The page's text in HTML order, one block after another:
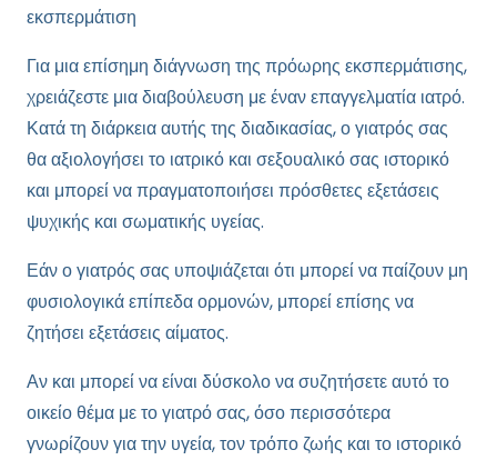
εκσπερμάτιση
Για μια επίσημη διάγνωση της πρόωρης εκσπερμάτισης,
χρειάζεστε μια διαβούλευση με έναν επαγγελματία ιατρό.
Κατά τη διάρκεια αυτής της διαδικασίας, ο γιατρός σας
θα αξιολογήσει το ιατρικό και σεξουαλικό σας ιστορικό
και μπορεί να πραγματοποιήσει πρόσθετες εξετάσεις
ψυχικής και σωματικής υγείας.
Εάν ο γιατρός σας υποψιάζεται ότι μπορεί να παίζουν μη
φυσιολογικά επίπεδα ορμονών, μπορεί επίσης να
ζητήσει εξετάσεις αίματος.
Αν και μπορεί να είναι δύσκολο να συζητήσετε αυτό το
οικείο θέμα με το γιατρό σας, όσο περισσότερα
γνωρίζουν για την υγεία, τον τρόπο ζωής και το ιστορικό